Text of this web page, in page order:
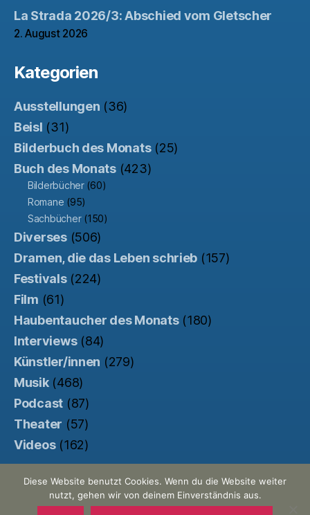
La Strada 2026/3: Abschied vom Gletscher
2. August 2026
Kategorien
Ausstellungen (36)
Beisl (31)
Bilderbuch des Monats(25)
Buch des Monats(423)
Bilderbücher(60)
Romane (95)
Sachbücher(150)
Diverses(506)
Dramen, die das Leben schrieb (157)
Festivals(224)
Film (61)
Haubentaucher des Monats(180)
Interviews(84)
Künstler/innen (279)
Musik(468)
Podcast (87)
Theater (57)
Videos(162)
© 2026Der Haubentaucher Nach oben
Diese Website benutzt Cookies. Wenn du die Website weiter
nutzt, gehen wir von deinem Einverständnis aus.